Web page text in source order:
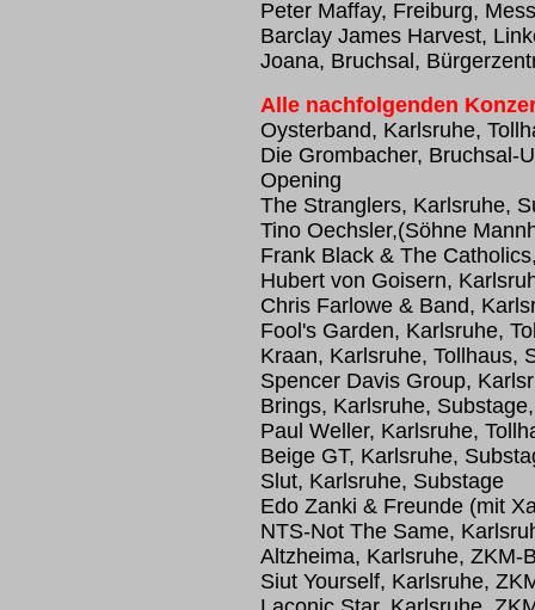
Peter Maffay, Freiburg,
Barclay James Harvest,
Joana, Bruchsal,
Alle nachfolgenden
Oysterband, Karlsruhe,
Die Grombacher, Bruchsal-
Opening
The Stranglers, Karlsruhe,
Tino Oechsler,(Söhne
Frank Black & The
Hubert von Goisern,
Chris Farlowe & Band,
Fool's Garden, Karlsruhe,
Kraan, Karlsruhe, Tollhaus,
Spencer Davis Group,
Brings, Karlsruhe,
Paul Weller, Karlsruhe,
Beige GT, Karlsruhe,
Slut, Karlsruhe, Substage
Edo Zanki & Freunde (mit
NTS-Not The Same,
Altzheima, Karlsruhe, ZKM-
Siut Yourself, Karlsruhe,